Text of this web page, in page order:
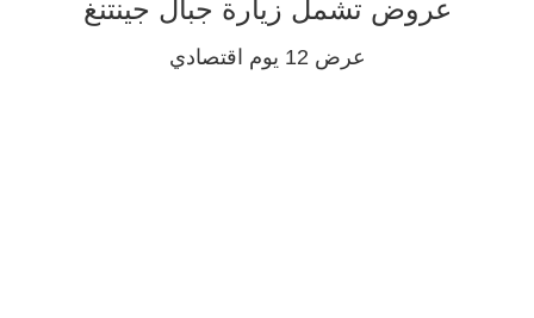
عروض تشمل زيارة جبال جينتنغ
عرض 12 يوم اقتصادي